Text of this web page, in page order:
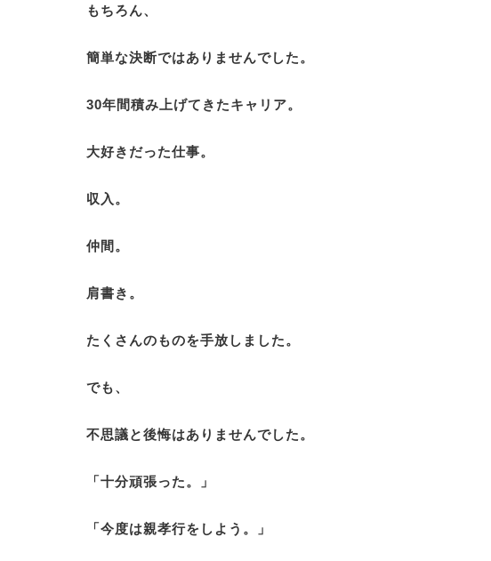
もちろん、
簡単な決断ではありませんでした。
30年間積み上げてきたキャリア。
大好きだった仕事。
収入。
仲間。
肩書き。
たくさんのものを手放しました。
でも、
不思議と後悔はありませんでした。
「十分頑張った。」
「今度は親孝行をしよう。」